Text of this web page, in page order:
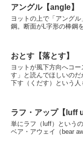
アングル【angle】
ヨットの上で「アング
鋼。断面がL字形の棒鋼
おとす【落とす】
ヨットが風下方向へコ
す」と読んでほしいのだ
下す（くだす）という
ラフ・アップ【luff
単にラフ（luff）という
ベア・アウェイ（bear